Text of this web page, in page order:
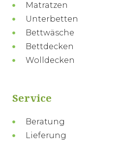
Matratzen
Unterbetten
Bettwäsche
Bettdecken
Wolldecken
Service
Beratung
Lieferung